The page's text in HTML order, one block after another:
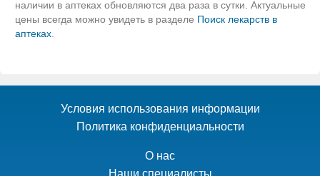
наличии в аптеках обновляются два раза в сутки. Актуальные
цены всегда можно увидеть в разделе Поиск лекарств в
аптеках
Условия использования информации
Политика конфиденциальности
О нас
Наши специалисты